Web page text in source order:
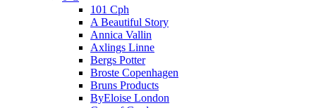
101 Cph
A Beautiful Story
Annica Vallin
Axlings Linne
Bergs Potter
Broste Copenhagen
Bruns Products
ByEloise London